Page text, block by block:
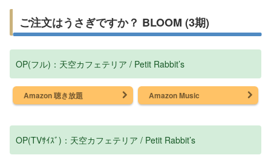
ご注文はうさぎですか？ BLOOM (3期)
OP(フル)：天空カフェテリア / Petit Rabbit’s
Amazon 聴き放題 Amazon Music
OP(TVｻｲｽﾞ)：天空カフェテリア / Petit Rabbit’s